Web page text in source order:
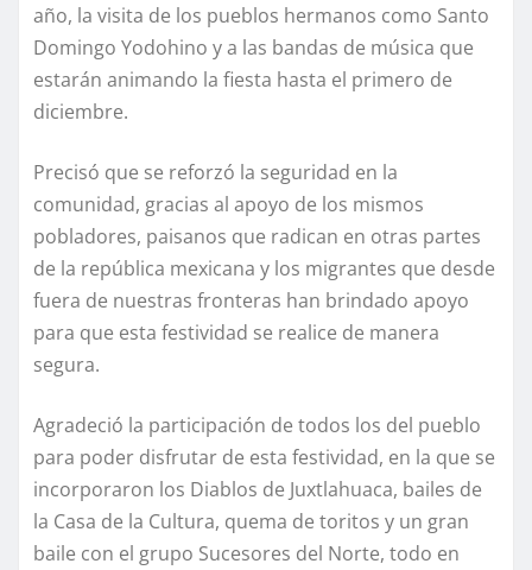
año, la visita de los pueblos hermanos como Santo
Domingo Yodohino y a las bandas de música que
estarán animando la fiesta hasta el primero de
diciembre.
Precisó que se reforzó la seguridad en la
comunidad, gracias al apoyo de los mismos
pobladores, paisanos que radican en otras partes
de la república mexicana y los migrantes que desde
fuera de nuestras fronteras han brindado apoyo
para que esta festividad se realice de manera
segura.
Agradeció la participación de todos los del pueblo
para poder disfrutar de esta festividad, en la que se
incorporaron los Diablos de Juxtlahuaca, bailes de
la Casa de la Cultura, quema de toritos y un gran
baile con el grupo Sucesores del Norte, todo en